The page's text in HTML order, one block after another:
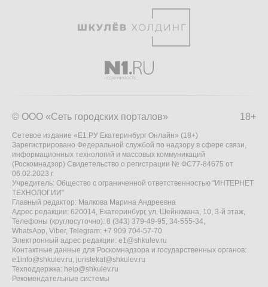
18+
© ООО «Сеть городских порталов»
Сетевое издание «Е1.РУ Екатеринбург Онлайн» (18+)
Зарегистрировано Федеральной службой по надзору в сфере связи,
информационных технологий и массовых коммуникаций
(Роскомнадзор) Свидетельство о регистрации № ФС77-84675 от
06.02.2023 г.
Учредитель: Общество с ограниченной ответственностью "ИНТЕРНЕТ
ТЕХНОЛОГИИ"
Главный редактор: Малкова Марина Андреевна
Адрес редакции: 620014, Екатеринбург, ул. Шейнкмана, 10, 3-й этаж,
Телефоны (круглосуточно): 8 (343) 379-49-95, 34-555-34,
WhatsApp, Viber, Telegram: +7 909 704-57-70
Электронный адрес редакции: e1@shkulev.ru
Контактные данные для Роскомнадзора и государственных органов:
e1info@shkulev.ru, juristekat@shkulev.ru
Техподдержка: help@shkulev.ru
Рекомендательные системы